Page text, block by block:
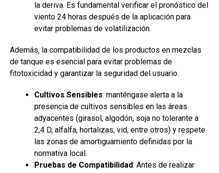
la deriva. Es fundamental verificar el pronóstico del
viento 24 horas después de la aplicación para
evitar problemas de volatilización.
Además, la compatibilidad de los productos en mezclas
de tanque es esencial para evitar problemas de
fitotoxicidad y garantizar la seguridad del usuario.
Cultivos Sensibles: manténgase alerta a la
presencia de cultivos sensibles en las áreas
adyacentes (girasol, algodón, soja no tolerante a
2,4 D, alfalfa, hortalizas, vid, entre otros) y respete
las zonas de amortiguamiento definidas por la
normativa local.
Pruebas de Compatibilidad: Antes de realizar